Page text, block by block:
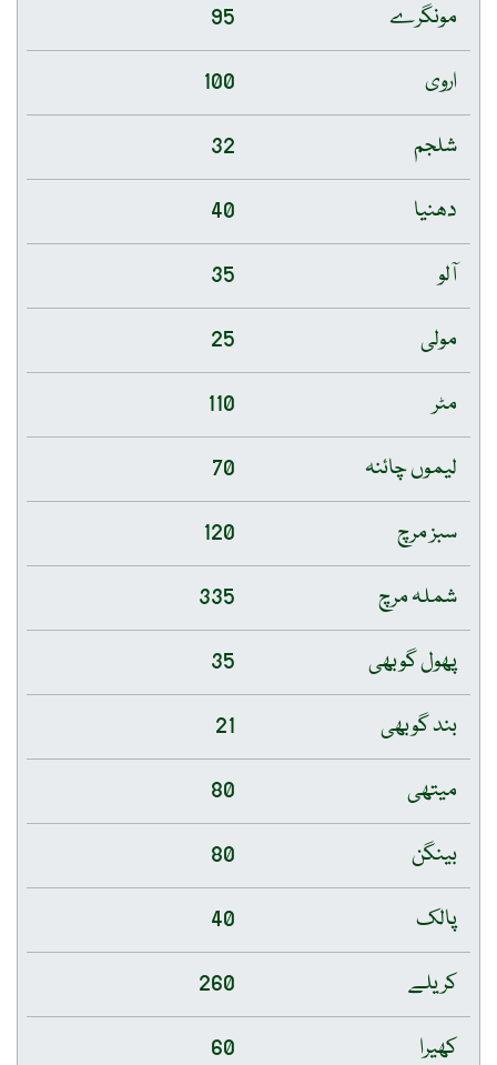
مونگرے
95
اروی
100
شلجم
32
دھنیا
40
آلو
35
مولی
25
مٹر
110
لیموں چائنہ
70
سبز مرچ
120
شملہ مرچ
335
پھول گوبھی
35
بند گوبھی
21
میتھی
80
بینگن
80
پالک
40
کریلے
260
کھیرا
60